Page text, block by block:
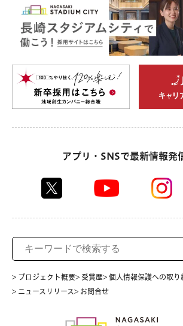
アプリ・SNSで最新情報発
> プロジェクト概要> 受賞歴> 個人情報保護への取り
> ニュースリリース> お問合せ